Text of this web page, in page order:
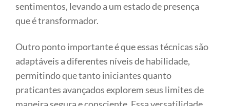
sentimentos, levando a um estado de presença
que é transformador.
Outro ponto importante é que essas técnicas são
adaptáveis a diferentes níveis de habilidade,
permitindo que tanto iniciantes quanto
praticantes avançados explorem seus limites de